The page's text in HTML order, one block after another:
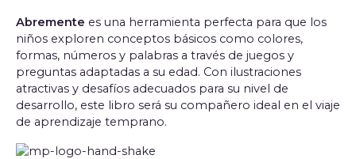
Abremente es una herramienta perfecta para que los
niños exploren conceptos básicos como colores,
formas, números y palabras a través de juegos y
preguntas adaptadas a su edad. Con ilustraciones
atractivas y desafíos adecuados para su nivel de
desarrollo, este libro será su compañero ideal en el viaje
de aprendizaje temprano.